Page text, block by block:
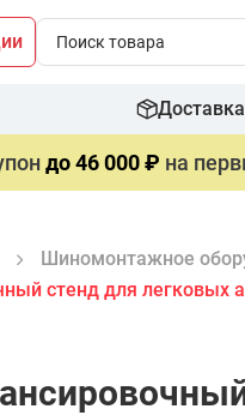
до 46 000 ₽ на
Шиномонтажное
стенд для легковых